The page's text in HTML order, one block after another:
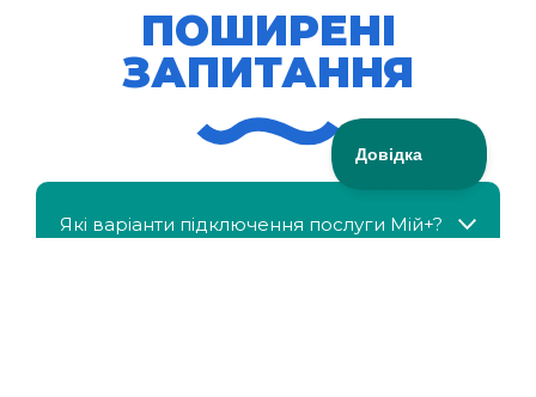
ПОШИРЕНІ
ЗАПИТАННЯ
Які варіанти підключення послуги Мій+?